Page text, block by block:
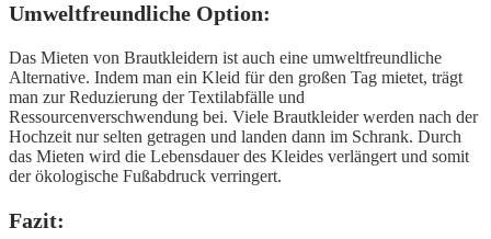
Umweltfreundliche Option:
Das Mieten von Brautkleidern ist auch eine umweltfreundliche
Alternative. Indem man ein Kleid für den großen Tag mietet, trägt
man zur Reduzierung der Textilabfälle und
Ressourcenverschwendung bei. Viele Brautkleider werden nach der
Hochzeit nur selten getragen und landen dann im Schrank. Durch
das Mieten wird die Lebensdauer des Kleides verlängert und somit
der ökologische Fußabdruck verringert.
Fazit: